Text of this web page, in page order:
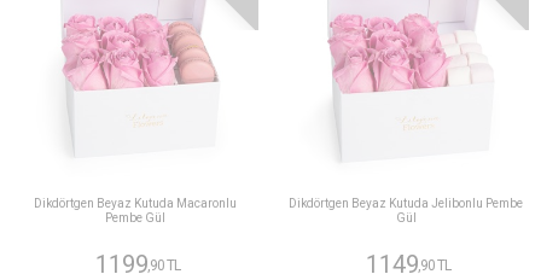
Dikdörtgen Beyaz Kutuda Macaronlu
Pembe Gül
1199 ,90 TL
Dikdörtgen Beyaz Kutuda Jelibonlu Pembe
Gül
1149 ,90 TL